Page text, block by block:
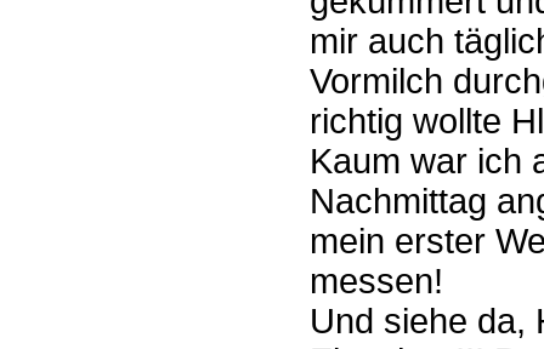
mir auch
Vormilch
richtig wollte
Kaum war ich
Nachmittag
mein erster
messen!
Und siehe da,